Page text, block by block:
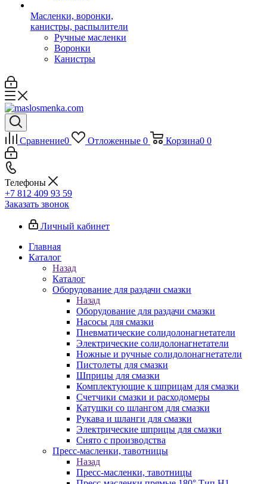
Масленки, воронки,
канистры, распылители
Ручные масленки
Воронки
Канистры
Сравнение0 Отложенные 0 Корзина0 0
Телефоны
+7 812 409 93 59
Заказать звонок
Личный кабинет
Главная
Каталог
Назад
Каталог
Оборудование для раздачи смазки
Назад
Оборудование для раздачи смазки
Насосы для смазки
Пневматические солидолонагнетатели
Электрические солидолонагнетатели
Ножные и ручные солидолонагнетатели
Пистолеты для смазки
Шприцы для смазки
Комплектующие к шприцам для смазки
Счетчики смазки и расходомеры
Катушки со шлангом для смазки
Рукава и шланги для смазки
Электрические шприцы для смазки
Снято с производства
Пресс-масленки, тавотницы
Назад
Пресс-масленки, тавотницы